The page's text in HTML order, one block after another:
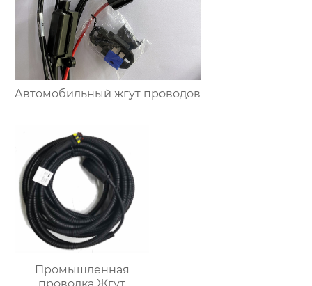
Автомобильный жгут проводов
Промышленная